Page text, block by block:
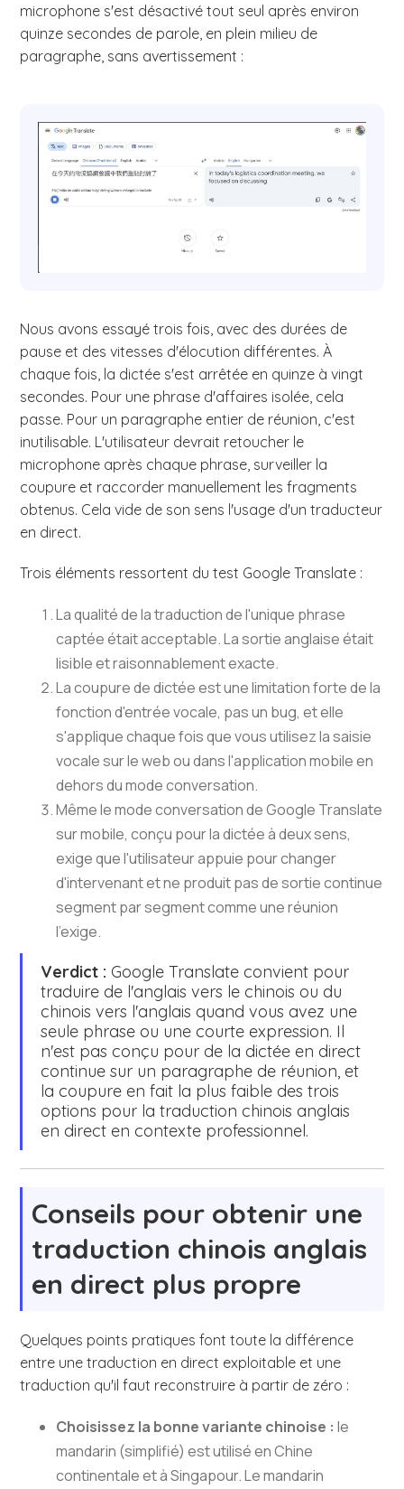
microphone s'est désactivé tout seul après environ
quinze secondes de parole, en plein milieu de
paragraphe, sans avertissement :
Nous avons essayé trois fois, avec des durées de
pause et des vitesses d'élocution différentes. À
chaque fois, la dictée s'est arrêtée en quinze à vingt
secondes. Pour une phrase d'affaires isolée, cela
passe. Pour un paragraphe entier de réunion, c'est
inutilisable. L'utilisateur devrait retoucher le
microphone après chaque phrase, surveiller la
coupure et raccorder manuellement les fragments
obtenus. Cela vide de son sens l'usage d'un traducteur
en direct.
Trois éléments ressortent du test Google Translate :
La qualité de la traduction de l'unique phrase
captée était acceptable. La sortie anglaise était
lisible et raisonnablement exacte.
La coupure de dictée est une limitation forte de la
fonction d'entrée vocale, pas un bug, et elle
s'applique chaque fois que vous utilisez la saisie
vocale sur le web ou dans l'application mobile en
dehors du mode conversation.
Même le mode conversation de Google Translate
sur mobile, conçu pour la dictée à deux sens,
exige que l'utilisateur appuie pour changer
d'intervenant et ne produit pas de sortie continue
segment par segment comme une réunion
l'exige.
Verdict : Google Translate convient pour
traduire de l'anglais vers le chinois ou du
chinois vers l'anglais quand vous avez une
seule phrase ou une courte expression. Il
n'est pas conçu pour de la dictée en direct
continue sur un paragraphe de réunion, et
la coupure en fait la plus faible des trois
options pour la traduction chinois anglais
en direct en contexte professionnel.
Conseils pour obtenir une
traduction chinois anglais
en direct plus propre
Quelques points pratiques font toute la différence
entre une traduction en direct exploitable et une
traduction qu'il faut reconstruire à partir de zéro :
Choisissez la bonne variante chinoise : le
mandarin (simplifié) est utilisé en Chine
continentale et à Singapour. Le mandarin